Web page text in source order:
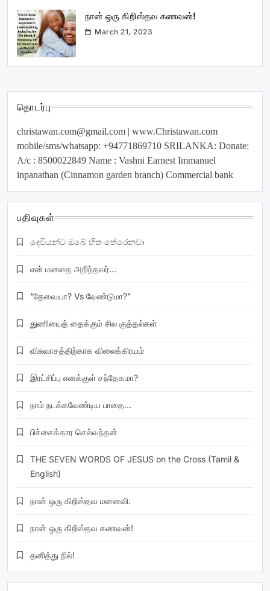
நான் ஒரு கிறிஸ்தவ கணவன்!
March 21, 2023
தொடர்பு
christawan.com@gmail.com | www.Christawan.com
mobile/sms/whatsapp: +94771869710 SRILANKA: Donate:
A/c : 8500022849 Name : Vashni Earnest Immanuel
inpanathan (Cinnamon garden branch) Commercial bank
பதிவுகள்
දෙවියන්ට ඔබේ හිත තේරෙනවා
என் மனதை அறிந்தவர்…
“தேவையா? Vs வேண்டுமா?”
துணியைத் தைக்கும் சில குத்தல்கள்
விசுவாசத்திற்காக விலைக்கிரயம்
இரட்சிப்பு எனக்குள் சந்தேகமா?
நாம் நடக்கவேண்டிய பாதை…
பிச்சைக்கார செல்வந்தன்
THE SEVEN WORDS OF JESUS on the Cross (Tamil &
English)
நான் ஒரு கிறிஸ்தவ மனைவி.
நான் ஒரு கிறிஸ்தவ கணவன்!
தனித்து நில்!